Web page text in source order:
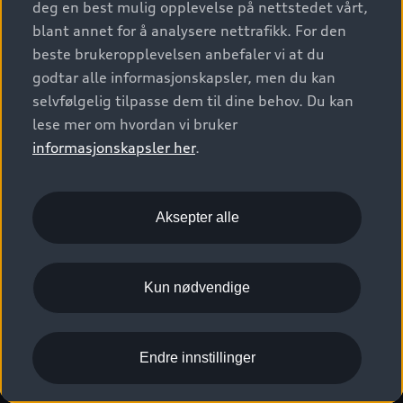
S/RS
Konseptbiler og prototyper
Prislister
Leasing
Bilgarantier
Audi Forsikring
Verkstedtjenester
Functions on demand
Kom i gang med myAudi
Kundeservice
Nyhetsbrev
Presse
Karriere
Bli sertifisert merkeverksted
Autoretur
Åpenhetsloven
© 2026 AUDI NORGE. All Rights Reserved.
Imprint Ansvarserklæring
Personvern
Informasjonskapsler (cookies)
Juridisk informasjon AUDI AG
deg en best mulig opplevelse på nettstedet vårt,
blant annet for å analysere nettrafikk. For den
beste brukeropplevelsen anbefaler vi at du
godtar alle informasjonskapsler, men du kan
selvfølgelig tilpasse dem til dine behov. Du kan
lese mer om hvordan vi bruker
informasjonskapsler her.
Aksepter alle
Kun nødvendige
Endre innstillinger